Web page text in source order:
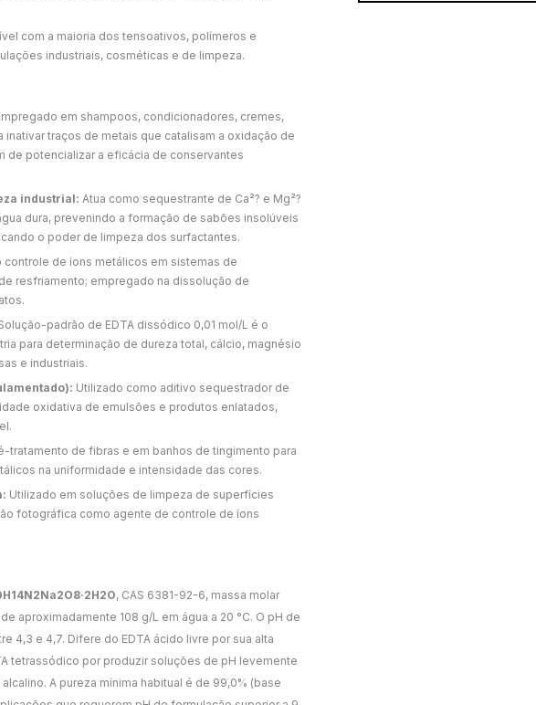
com a maioria dos tensoativos, polímeros e
industriais, cosméticas e de limpeza.
em shampoos, condicionadores, cremes,
traços de metais que catalisam a oxidação de
de potencializar a eficácia de conservantes
industrial: Atua como sequestrante de Ca²? e Mg²?
dura, prevenindo a formação de sabões insolúveis
o poder de limpeza dos surfactantes.
controle de íons metálicos em sistemas de
resfriamento; empregado na dissolução de
padrão de EDTA dissódico 0,01 mol/L é o
para determinação de dureza total, cálcio, magnésio
e industriais.
Utilizado como aditivo sequestrador de
oxidativa de emulsões e produtos enlatados,
tratamento de fibras e em banhos de tingimento para
na uniformidade e intensidade das cores.
Utilizado em soluções de limpeza de superfícies
fotográfica como agente de controle de íons
, CAS 6381-92-6, massa molar
aproximadamente 108 g/L em água a 20 °C. O pH de
4,3 e 4,7. Difere do EDTA ácido livre por sua alta
tetrassódico por produzir soluções de pH levemente
A pureza mínima habitual é de 99,0% (base